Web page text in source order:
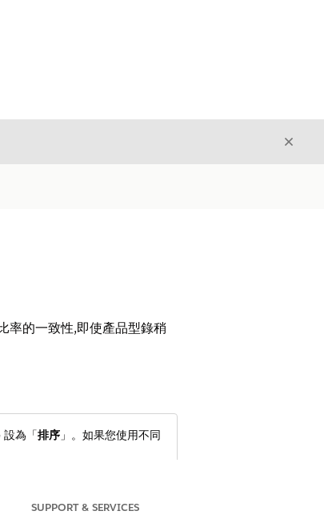
結束
率的一致性,即使產品型錄稍
為「排序」。如果您使用不同
SUPPORT & SERVICES